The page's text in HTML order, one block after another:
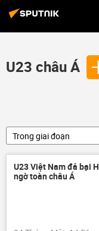
U23 châu Á
Trong giai đoạn
U23 Việt Nam đả bại
ngờ toàn châu Á